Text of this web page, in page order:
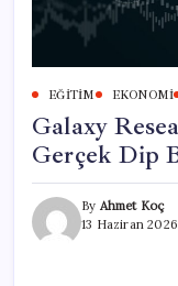
EĞITIM EKONOMI
Galaxy
Gerçek Dip
By Ahmet Koç
13 Haziran 2026